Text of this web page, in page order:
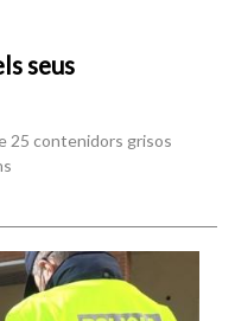
seus
25 contenidors grisos